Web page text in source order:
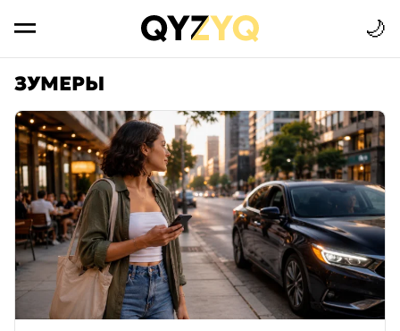
🌙
ЗУМЕРЫ